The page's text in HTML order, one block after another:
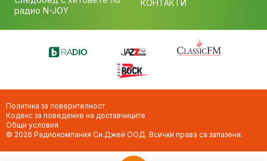
радио N-JOY
КОНТАКТИ
Политика за поверителност
Кодекс за поведение на доставчиците
Общи условия
© 2026 Радиокомпания Си.Джей ООД. Всички права са запазени.